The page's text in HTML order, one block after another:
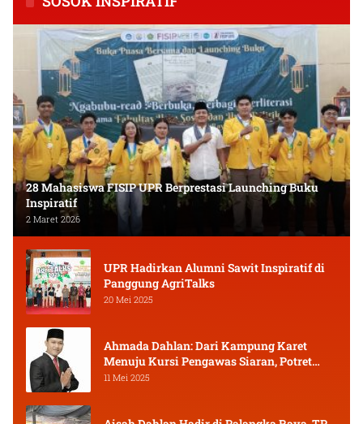
28 Mahasiswa FISIP UPR Berprestasi Launching Buku
Inspiratif
2 Maret 2026
UPR Hadirkan Alumni Sawit Inspiratif di
Panggung AgriTalks
20 Mei 2025
Ahmada Dahlan: Dari Kampung Karet
Menuju Kursi Pengawas Siaran, Potret
Pejuang Muda Kalimantan Tengah
11 Mei 2025